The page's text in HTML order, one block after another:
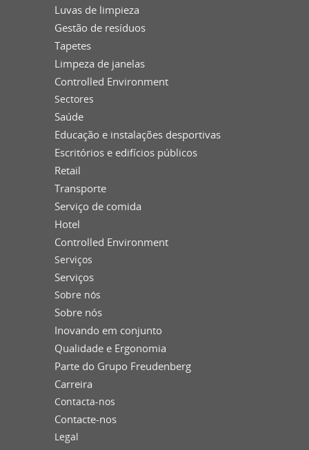
Luvas de limpieza
Gestão de resíduos
Tapetes
Limpeza de janelas
Controlled Environment
Sectores
Saúde
Educação e instalações desportivas
Escritórios e edifícios públicos
Retail
Transporte
Serviço de comida
Hotel
Controlled Environment
Serviços
Serviços
Sobre nós
Sobre nós
Inovando em conjunto
Qualidade e Ergonomia
Parte do Grupo Freudenberg
Carreira
Contacta-nos
Contacte-nos
Legal